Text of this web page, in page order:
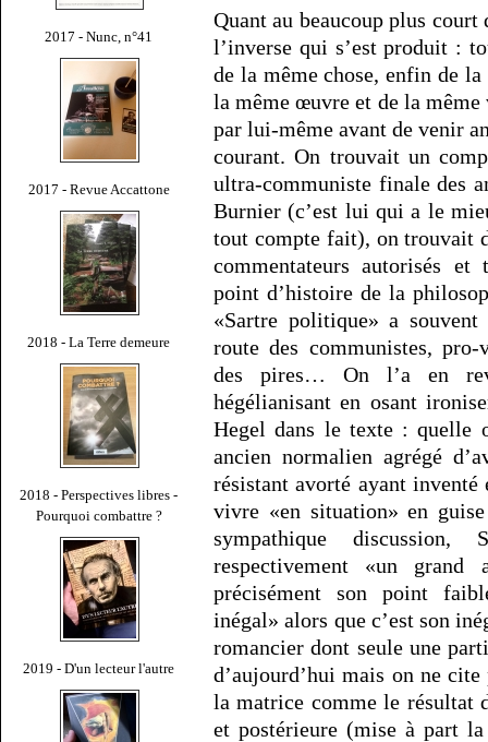
2017 - Nunc, n°41
2017 - Revue Accattone
2018 - La Terre demeure
2018 - Perspectives libres -
Pourquoi combattre ?
2019 - D'un lecteur l'autre
Quant au beaucoup plus court
l’inverse qui s’est produit :
de la même chose, enfin de la
la même œuvre et de la
par lui-même avant de venir
courant. On trouvait un
ultra-communiste finale des
Burnier (c’est lui qui a le
tout compte fait), on trouvait
commentateurs autorisés et
point d’histoire de la
«Sartre politique» a
route des communistes, pro-
des pires… On l’a en
hégélianisant en osant
Hegel dans le texte : quelle
ancien normalien agrégé
résistant avorté ayant
vivre «en situation» en
sympathique
respectivement «un
précisément son point
inégal» alors que c’est son
romancier dont seule une
d’aujourd’hui mais on ne
la matrice comme le résultat
et postérieure (mise à part